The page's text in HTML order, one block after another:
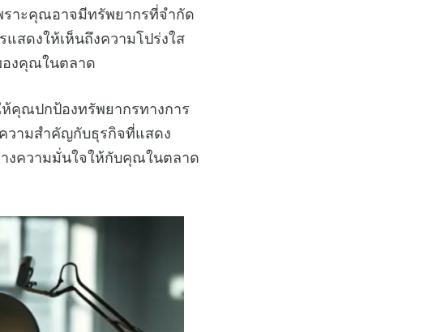
ราะคุณอาจมีทรัพยากรที่จำกัด
สดงให้เห็นถึงความโปร่งใส
องคุณในตลาด
คุณปกป้องทรัพยากรทางการ
วามสำคัญกับธุรกิจที่แสดง
งความมั่นใจให้กับคุณในตลาด